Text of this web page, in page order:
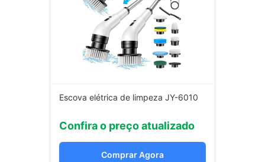
Escova elétrica de limpeza JY-6010
Confira o preço atualizado
Comprar Agora